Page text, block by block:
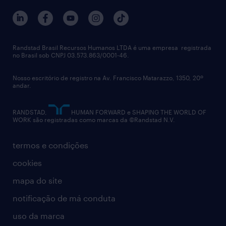
digital
notícias de rh
trabalhe conosco
imprensa
políticas corporativas
relatório anual
termos e condições
cookies
mapa do site
notificação de má conduta
uso da marca
Randstad Brasil Recursos Humanos LTDA é uma empresa registrada
no Brasil sob CNPJ 03.573.863/0001-46.
Nosso escritório de registro na Av. Francisco Matarazzo, 1350, 20º
andar.
RANDSTAD,
HUMAN FORWARD e SHAPING THE WORLD OF
WORK são registradas como marcas da ©Randstad N.V.